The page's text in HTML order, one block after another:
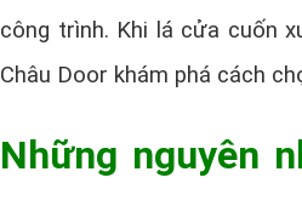
công trình. Khi lá cửa cuốn
Châu Door khám phá cách
Những nguyên